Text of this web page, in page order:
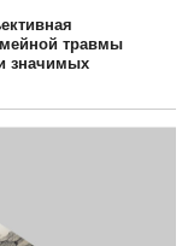
травмы
значимых